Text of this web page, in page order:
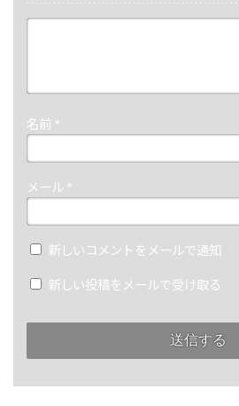
名前 *
メール *
新しいコメントをメールで通知
新しい投稿をメールで受け取る